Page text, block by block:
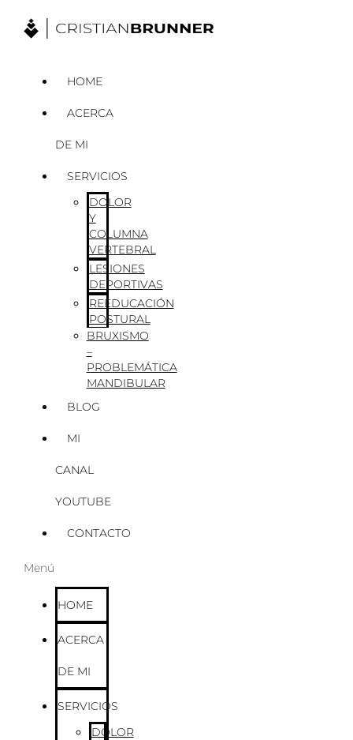
HOME
ACERCA
DE MI
SERVICIOS
DOLOR
Y
COLUMNA
VERTEBRAL
LESIONES
DEPORTIVAS
REEDUCACIÓN
POSTURAL
BRUXISMO
–
PROBLEMÁTICA
MANDIBULAR
BLOG
MI
CANAL
YOUTUBE
CONTACTO
Menú
HOME
ACERCA
DE MI
SERVICIOS
DOLOR